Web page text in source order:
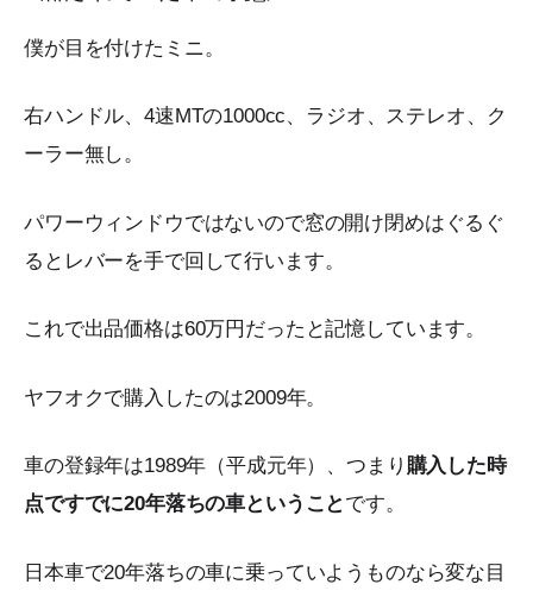
僕が目を付けたミニ。
右ハンドル、4速MTの1000cc、ラジオ、ステレオ、ク
ーラー無し。
パワーウィンドウではないので窓の開け閉めはぐるぐ
るとレバーを手で回して行います。
これで出品価格は60万円だったと記憶しています。
ヤフオクで購入したのは2009年。
車の登録年は1989年（平成元年）、つまり 購入した時
点ですでに20年落ちの車ということ です。
日本車で20年落ちの車に乗っていようものなら変な目